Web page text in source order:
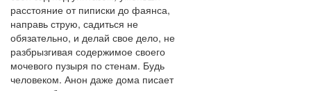
расстояние от пиписки до фаянса,
направь струю, садиться не
обязательно, и делай свое дело, не
разбрызгивая содержимое своего
мочевого пузыря по стенам. Будь
человеком. Анон даже дома писает